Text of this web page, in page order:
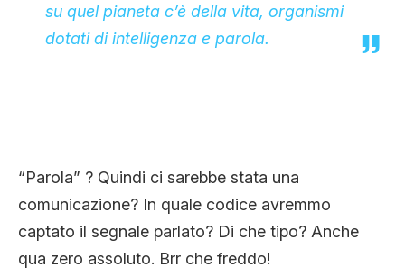
su quel pianeta c’è della vita, organismi
dotati di intelligenza e parola.
“Parola” ? Quindi ci sarebbe stata una
comunicazione? In quale codice avremmo
captato il segnale parlato? Di che tipo? Anche
qua zero assoluto. Brr che freddo!